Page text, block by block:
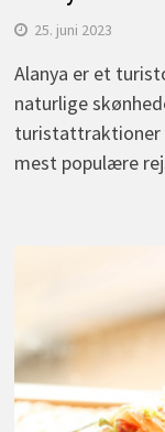
25. juni 2023
Alanya er et
naturlige
turistattraktioner
mest populære